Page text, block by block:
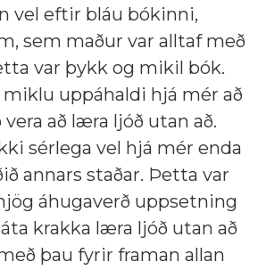
vel eftir bláu bókinni,
sem maður var alltaf með
var þykk og mikil bók.
miklu uppáhaldi hjá mér að
að læra ljóð utan að.
sérlega vel hjá mér enda
annars staðar. Þetta var
áhugaverð uppsetning
krakka læra ljóð utan að
þau fyrir framan allan